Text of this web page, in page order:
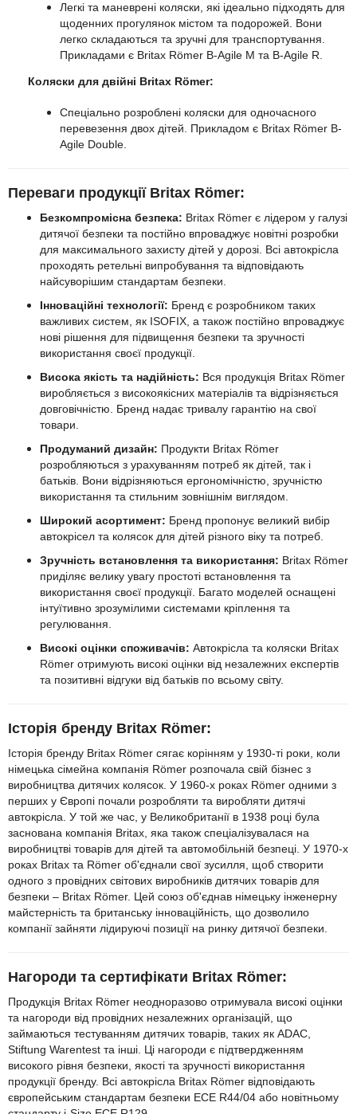
Легкі та маневрені коляски, які ідеально підходять для
щоденних прогулянок містом та подорожей. Вони
легко складаються та зручні для транспортування.
Прикладами є Britax Römer B-Agile M та B-Agile R.
Коляски для двійні Britax Römer:
Спеціально розроблені коляски для одночасного
перевезення двох дітей. Прикладом є Britax Römer B-
Agile Double.
Переваги продукції Britax Römer:
Безкомпромісна безпека: Britax Römer є лідером у галузі
дитячої безпеки та постійно впроваджує новітні розробки
для максимального захисту дітей у дорозі. Всі автокрісла
проходять ретельні випробування та відповідають
найсуворішим стандартам безпеки.
Інноваційні технології: Бренд є розробником таких
важливих систем, як ISOFIX, а також постійно впроваджує
нові рішення для підвищення безпеки та зручності
використання своєї продукції.
Висока якість та надійність: Вся продукція Britax Römer
виробляється з високоякісних матеріалів та відрізняється
довговічністю. Бренд надає тривалу гарантію на свої
товари.
Продуманий дизайн: Продукти Britax Römer
розробляються з урахуванням потреб як дітей, так і
батьків. Вони відрізняються ергономічністю, зручністю
використання та стильним зовнішнім виглядом.
Широкий асортимент: Бренд пропонує великий вибір
автокрісел та колясок для дітей різного віку та потреб.
Зручність встановлення та використання: Britax Römer
приділяє велику увагу простоті встановлення та
використання своєї продукції. Багато моделей оснащені
інтуїтивно зрозумілими системами кріплення та
регулювання.
Високі оцінки споживачів: Автокрісла та коляски Britax
Römer отримують високі оцінки від незалежних експертів
та позитивні відгуки від батьків по всьому світу.
Історія бренду Britax Römer:
Історія бренду Britax Römer сягає корінням у 1930-ті роки, коли
німецька сімейна компанія Römer розпочала свій бізнес з
виробництва дитячих колясок. У 1960-х роках Römer одними з
перших у Європі почали розробляти та виробляти дитячі
автокрісла. У той же час, у Великобританії в 1938 році була
заснована компанія Britax, яка також спеціалізувалася на
виробництві товарів для дітей та автомобільній безпеці. У 1970-х
роках Britax та Römer об'єднали свої зусилля, щоб створити
одного з провідних світових виробників дитячих товарів для
безпеки – Britax Römer. Цей союз об'єднав німецьку інженерну
майстерність та британську інноваційність, що дозволило
компанії зайняти лідируючі позиції на ринку дитячої безпеки.
Нагороди та сертифікати Britax Römer:
Продукція Britax Römer неодноразово отримувала високі оцінки
та нагороди від провідних незалежних організацій, що
займаються тестуванням дитячих товарів, таких як ADAC,
Stiftung Warentest та інші. Ці нагороди є підтвердженням
високого рівня безпеки, якості та зручності використання
продукції бренду. Всі автокрісла Britax Römer відповідають
європейським стандартам безпеки ECE R44/04 або новітньому